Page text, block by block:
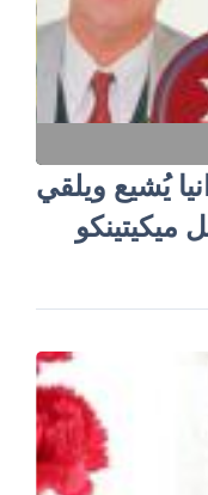
يُشيع ويلقي
ميكيتينكو